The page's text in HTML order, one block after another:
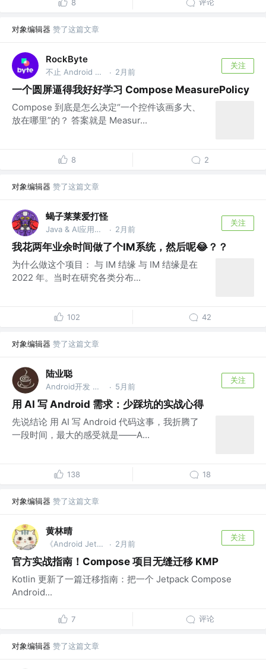
8
对象编辑器 赞了这篇文章
RockByte
不止 Android 工程师 · 2月前
关注
一个圆屏逼得我好好学习 Compose MeasurePolicy
Compose 到底是怎么决定“一个控件该画多大、
放在哪里”的？ 答案就是 Measur...
8 2
对象编辑器 赞了这篇文章
蝎子莱莱爱打怪
Java & AI应用开发工程师 @安全行业 · 2月前
关注
我花两年业余时间做了个IM系统，然后呢😂？？
为什么做这个项目： 与 IM 结缘 与 IM 结缘是在
2022 年。当时在研究各类分布...
102 42
对象编辑器 赞了这篇文章
陆业聪
Android开发 @腾讯 · 5月前
关注
用 AI 写 Android 需求：少踩坑的实战心得
先说结论 用 AI 写 Android 代码这事，我折腾了
一段时间，最大的感受就是——A...
138 18
对象编辑器 赞了这篇文章
黄林晴
《Android Jetpack开发：原理解析与应用实战》作者 · 2月前
关注
官方实战指南！Compose 项目无缝迁移 KMP
Kotlin 更新了一篇迁移指南：把一个 Jetpack Compose
Android...
7 评论
对象编辑器 赞了这篇文章